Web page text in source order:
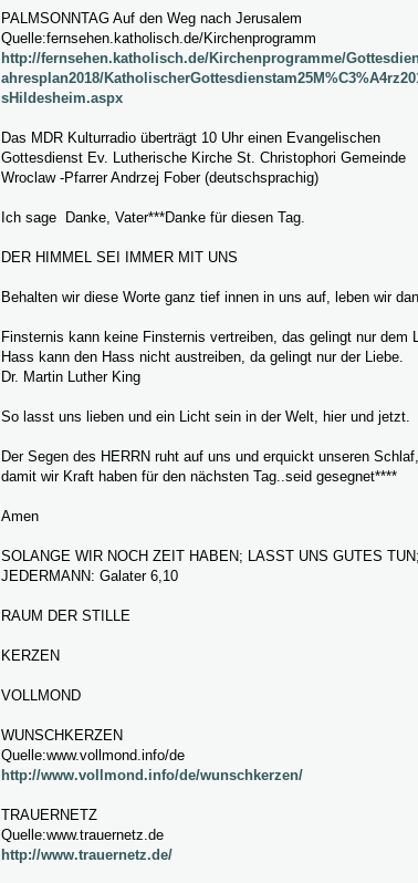
PALMSONNTAG Auf den Weg nach Jerusalem
Quelle:fernsehen.katholisch.de/Kirchenprogramm
http://fernsehen.katholisch.de/Kirchenprogramme/
ahresplan2018/
sHildesheim.aspx
Das MDR Kulturradio überträgt 10 Uhr einen Evangelischen
Gottesdienst Ev. Lutherische Kirche St. Christophori Gemeinde
Wroclaw -Pfarrer Andrzej Fober (deutschsprachig)
Ich sage Danke, Vater***Danke für diesen Tag.
DER HIMMEL SEI IMMER MIT UNS
Behalten wir diese Worte ganz tief innen in uns auf, leben wir
Finsternis kann keine Finsternis vertreiben, das gelingt nur dem
Hass kann den Hass nicht austreiben, da gelingt nur der Liebe.
Dr. Martin Luther King
So lasst uns lieben und ein Licht sein in der Welt, hier und jetzt.
Der Segen des HERRN ruht auf uns und erquickt unseren Schlaf,
damit wir Kraft haben für den nächsten Tag..seid gesegnet****
Amen
SOLANGE WIR NOCH ZEIT HABEN; LASST UNS GUTES
JEDERMANN: Galater 6,10
RAUM DER STILLE
KERZEN
VOLLMOND
WUNSCHKERZEN
Quelle:www.vollmond.info/de
http://www.vollmond.info/de/wunschkerzen/
TRAUERNETZ
Quelle:www.trauernetz.de
http://www.trauernetz.de/